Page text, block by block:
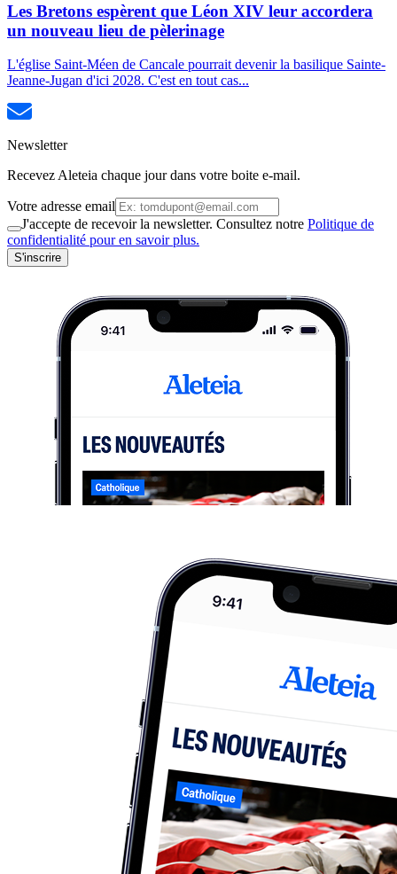
Les Bretons espèrent que Léon XIV leur accordera
un nouveau lieu de pèlerinage
L'église Saint-Méen de Cancale pourrait devenir la basilique Sainte-
Jeanne-Jugan d'ici 2028. C'est en tout cas...
Newsletter
Recevez Aleteia chaque jour dans votre boite e-mail.
Votre adresse email
J'accepte de recevoir la newsletter. Consultez notre Politique de
confidentialité pour en savoir plus.
S'inscrire